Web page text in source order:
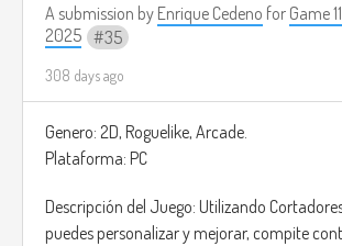
music to make them fit the battle better.
https://youtu.be/AjAxsWgEexI
Example Image taken from: Yakuza: Like a
A submission by Enrique Cedeno for Game
2025
35
308 days ago
Genero: 2D, Roguelike, Arcade.
Plataforma: PC
Descripción del Juego: Utilizando
puedes personalizar y mejorar, compite